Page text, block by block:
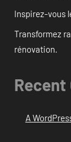
Inspirez-vous
Transformez
rénovation.
Recent
A